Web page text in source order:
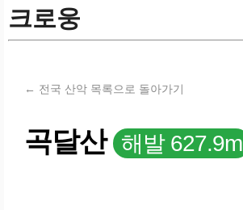
크로웅
← 전국 산악 목록으로 돌아가기
곡달산 해발 627.9m